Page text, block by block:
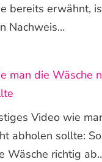
bereits erwähnt,
Nachweis…
man die Wäsche
Video wie
abholen sollte:
Wäsche richtig